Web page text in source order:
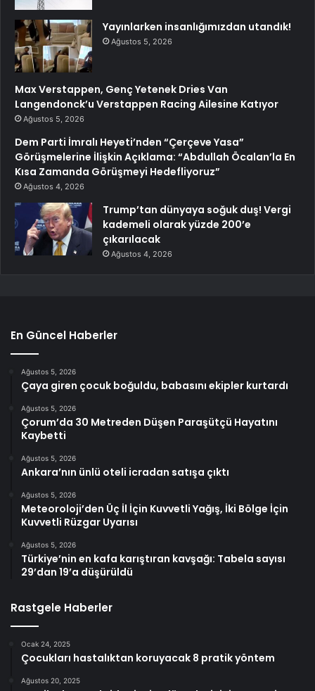
Yayınlarken insanlığımızdan utandık!
Ağustos 5, 2026
Max Verstappen, Genç Yetenek Dries Van
Langendonck’u Verstappen Racing Ailesine Katıyor
Ağustos 5, 2026
Dem Parti İmralı Heyeti’nden “Çerçeve Yasa”
Görüşmelerine İlişkin Açıklama: “Abdullah Öcalan’la En
Kısa Zamanda Görüşmeyi Hedefliyoruz”
Ağustos 4, 2026
Trump’tan dünyaya soğuk duş! Vergi
kademeli olarak yüzde 200’e
çıkarılacak
Ağustos 4, 2026
En Güncel Haberler
Ağustos 5, 2026
Çaya giren çocuk boğuldu, babasını ekipler kurtardı
Ağustos 5, 2026
Çorum’da 30 Metreden Düşen Paraşütçü Hayatını
Kaybetti
Ağustos 5, 2026
Ankara’nın ünlü oteli icradan satışa çıktı
Ağustos 5, 2026
Meteoroloji’den Üç İl İçin Kuvvetli Yağış, İki Bölge İçin
Kuvvetli Rüzgar Uyarısı
Ağustos 5, 2026
Türkiye’nin en kafa karıştıran kavşağı: Tabela sayısı
29’dan 19’a düşürüldü
Rastgele Haberler
Ocak 24, 2025
Çocukları hastalıktan koruyacak 8 pratik yöntem
Ağustos 20, 2025